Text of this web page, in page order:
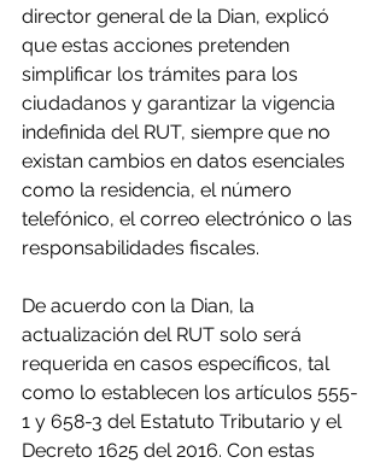
director general de la Dian, explicó
que estas acciones pretenden
simplificar los trámites para los
ciudadanos y garantizar la vigencia
indefinida del RUT, siempre que no
existan cambios en datos esenciales
como la residencia, el número
telefónico, el correo electrónico o las
responsabilidades fiscales.
De acuerdo con la Dian, la
actualización del RUT solo será
requerida en casos específicos, tal
como lo establecen los artículos 555-
1 y 658-3 del Estatuto Tributario y el
Decreto 1625 del 2016. Con estas